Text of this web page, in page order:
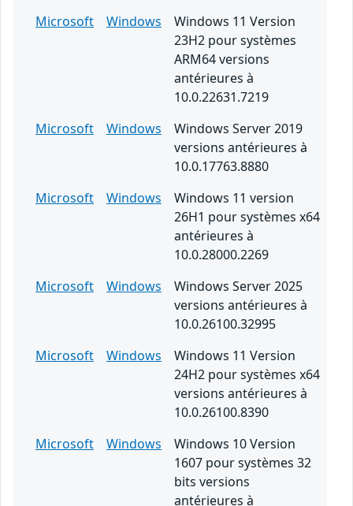
Microsoft
Windows
Windows 11 Version
23H2 pour systèmes
ARM64 versions
antérieures à
10.0.22631.7219
Microsoft
Windows
Windows Server 2019
versions antérieures à
10.0.17763.8880
Microsoft
Windows
Windows 11 version
26H1 pour systèmes x64
antérieures à
10.0.28000.2269
Microsoft
Windows
Windows Server 2025
versions antérieures à
10.0.26100.32995
Microsoft
Windows
Windows 11 Version
24H2 pour systèmes x64
versions antérieures à
10.0.26100.8390
Microsoft
Windows
Windows 10 Version
1607 pour systèmes 32
bits versions
antérieures à